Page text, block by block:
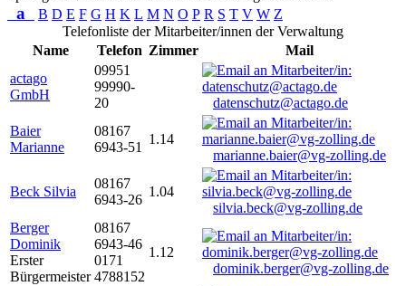
a B D E F G H K L M N O P R S T V W Z
Telefonliste der Mitarbeiter/innen der Verwaltung
Name
Telefon Zimmer
Mail
actago
GmbH
09951
99990-
20
datenschutz@actago.de
Baier
Marianne
08167
6943-51
1.14
marianne.baier@vg-zolling.de
Beck Silvia
08167
6943-26
1.04
silvia.beck@vg-zolling.de
Berger
Dominik
Erster
Bürgermeister
08167
6943-46
0171
4788152
1.12
dominik.berger@vg-zolling.de